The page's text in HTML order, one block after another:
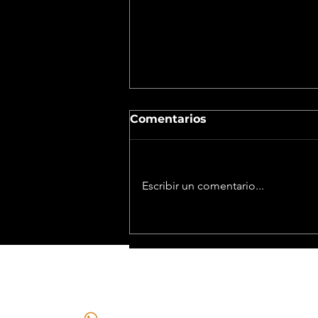
Comentarios
Escribir un comentario...